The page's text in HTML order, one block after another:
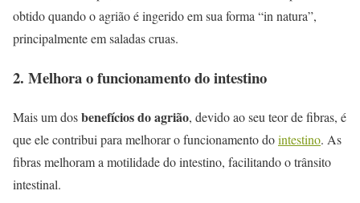
obtido quando o agrião é ingerido em sua forma “in natura”,
principalmente em saladas cruas.
2. Melhora o funcionamento do intestino
Mais um dosbenefícios do agrião, devido ao seu teor de fibras, é
que ele contribui para melhorar o funcionamento dointestino. As
fibras melhoram a motilidade do intestino, facilitando o trânsito
intestinal.